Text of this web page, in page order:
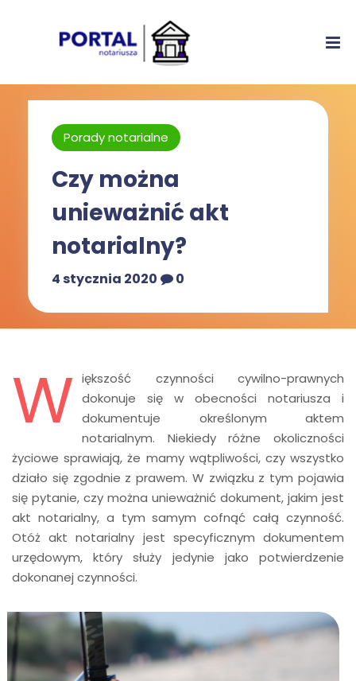
Porady notarialne
Czy można
unieważnić akt
notarialny?
4 stycznia 2020 0
W iększość czynności cywilno-prawnych
dokonuje się w obecności notariusza i
dokumentuje określonym aktem
notarialnym. Niekiedy różne okoliczności
życiowe sprawiają, że mamy wątpliwości, czy wszystko
działo się zgodnie z prawem. W związku z tym pojawia
się pytanie, czy można unieważnić dokument, jakim jest
akt notarialny, a tym samym cofnąć całą czynność.
Otóż akt notarialny jest specyficznym dokumentem
urzędowym, który służy jedynie jako potwierdzenie
dokonanej czynności.